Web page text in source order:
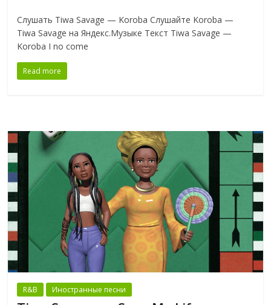
Слушать Tiwa Savage — Koroba Слушайте Koroba —
Tiwa Savage на Яндекс.Музыке Текст Tiwa Savage —
Koroba I no come
Read more
R&B Иностранные песни